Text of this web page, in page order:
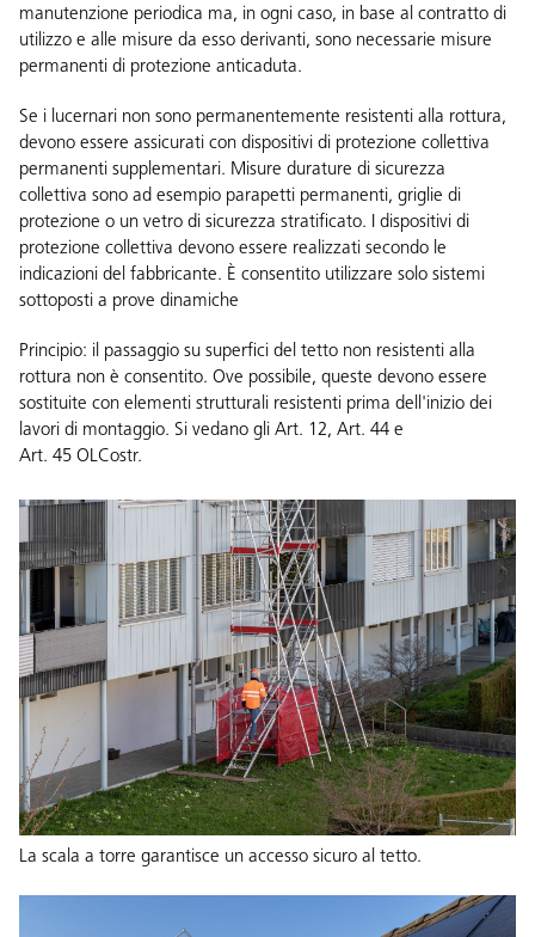
manutenzione periodica ma, in ogni caso, in base al contratto di
utilizzo e alle misure da esso derivanti, sono necessarie misure
permanenti di protezione anticaduta.
Se i lucernari non sono permanentemente resistenti alla rottura,
devono essere assicurati con dispositivi di protezione collettiva
permanenti supplementari. Misure durature di sicurezza
collettiva sono ad esempio parapetti permanenti, griglie di
protezione o un vetro di sicurezza stratificato. I dispositivi di
protezione collettiva devono essere realizzati secondo le
indicazioni del fabbricante. È consentito utilizzare solo sistemi
sottoposti a prove dinamiche
Principio: il passaggio su superfici del tetto non resistenti alla
rottura non è consentito. Ove possibile, queste devono essere
sostituite con elementi strutturali resistenti prima dell'inizio dei
lavori di montaggio. Si vedano gli Art. 12, Art. 44 e
Art. 45 OLCostr.
La scala a torre garantisce un accesso sicuro al tetto.